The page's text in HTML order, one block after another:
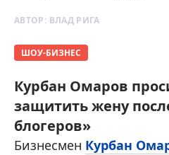
АВТОР: ВЛАД РИГА
ШОУ-БИЗНЕС
Курбан Омаров
защитить жену
блогеров»
Бизнесмен Курбан